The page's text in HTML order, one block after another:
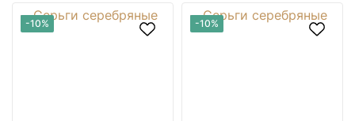
-10% -10%